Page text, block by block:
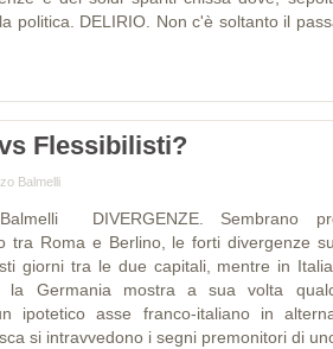
politica. DELIRIO. Non c'è soltanto il
Flessibilisti?
Balmelli
DIVERGENZE. Sembrano
tra Roma e Berlino, le forti divergenze
giorni tra le due capitali, mentre in
la Germania mostra a sua volta
ipotetico asse franco-italiano in
si intravvedono i segni premonitori di